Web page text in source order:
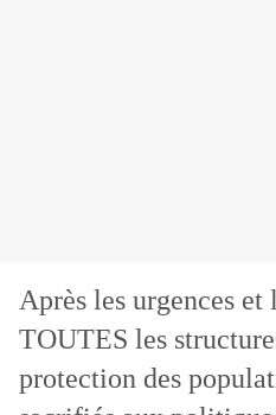
Après les urgences
TOUTES les
protection des